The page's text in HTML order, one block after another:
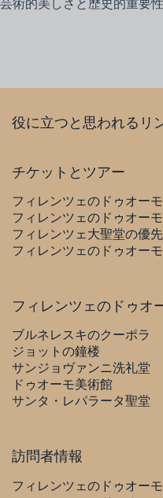
芸術的美しさと歴史的重要
役に立つと思われるリ
チケットとツアー
フィレンツェのドゥオー
フィレンツェのドゥオー
フィレンツェ大聖堂の優
フィレンツェのドゥオー
フィレンツェのドゥオ
ブルネレスキのクーポラ
ジョットの鐘楼
サンジョヴァンニ洗礼堂
ドゥオーモ美術館
サンタ・レパラータ聖堂
訪問者情報
フィレンツェのドゥオー